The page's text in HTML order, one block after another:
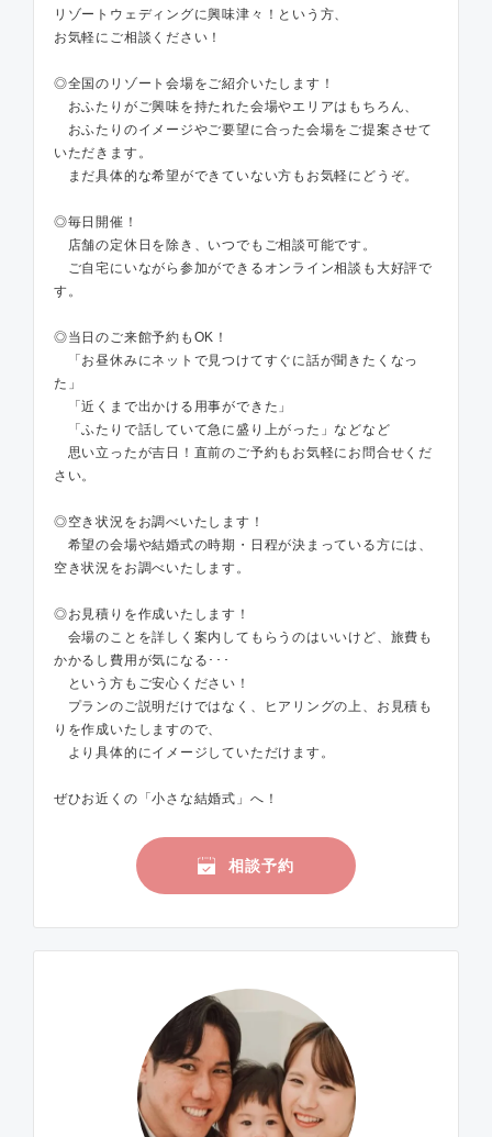
リゾートウェディングに興味津々！という方、
お気軽にご相談ください！
◎全国のリゾート会場をご紹介いたします！
おふたりがご興味を持たれた会場やエリアはもちろん、
おふたりのイメージやご要望に合った会場をご提案させて
いただきます。
まだ具体的な希望ができていない方もお気軽にどうぞ。
◎毎日開催！
店舗の定休日を除き、いつでもご相談可能です。
ご自宅にいながら参加ができるオンライン相談も大好評で
す。
◎当日のご来館予約もOK！
「お昼休みにネットで見つけてすぐに話が聞きたくなっ
た」
「近くまで出かける用事ができた」
「ふたりで話していて急に盛り上がった」などなど
思い立ったが吉日！直前のご予約もお気軽にお問合せくだ
さい。
◎空き状況をお調べいたします！
希望の会場や結婚式の時期・日程が決まっている方には、
空き状況をお調べいたします。
◎お見積りを作成いたします！
会場のことを詳しく案内してもらうのはいいけど、旅費も
かかるし費用が気になる･･･
という方もご安心ください！
プランのご説明だけではなく、ヒアリングの上、お見積も
りを作成いたしますので、
より具体的にイメージしていただけます。
ぜひお近くの「小さな結婚式」へ！
相談予約